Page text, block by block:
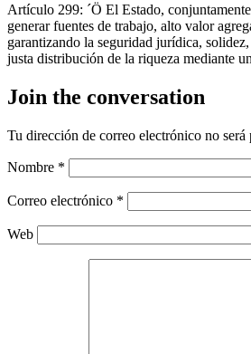
Artículo 299: ´Ö El Estado,
generar fuentes de trabajo, alto valor
garantizando la seguridad jurídica,
justa distribución de la riqueza mediante
Join the conversation
Tu dirección de correo electrónico no será
Nombre *
Correo electrónico *
Web